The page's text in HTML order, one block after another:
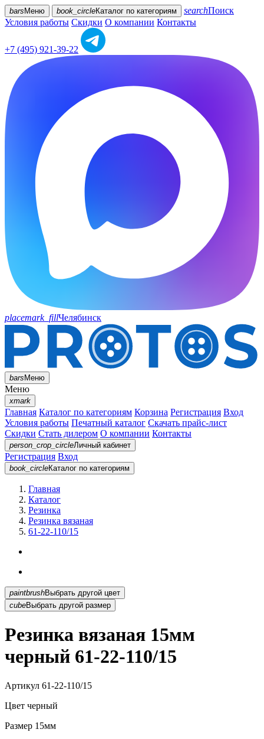
bars Меню book_circleКаталог по категориям searchПоиск
Условия работы Скидки О компании Контакты
+7 (495) 921-39-22
placemark_fillЧелябинск
barsМеню
Меню
xmark
Главная Каталог по категориям Корзина Регистрация Вход
Условия работы Печатный каталог Скачать прайс-лист
Скидки Стать дилером О компании Контакты
person_crop_circleЛичный кабинет
Регистрация Вход
book_circleКаталог по категориям
Главная
Каталог
Резинка
Резинка вязаная
61-22-110/15
paintbrush
Выбрать другой цвет
cubeВыбрать другой размер
Резинка вязаная 15мм
черный 61-22-110/15
Артикул 61-22-110/15
Цвет черный
Размер 15мм